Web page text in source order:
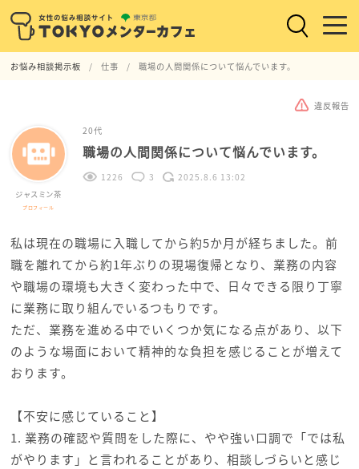
お悩み相談掲示板 仕事 職場の人間関係について悩んでいます。
違反報告
ジャスミン茶
プロフィール
20代
職場の人間関係について悩んでいます。
1226 3 2025.8.6 13:02
私は現在の職場に入職してから約5か月が経ちました。前
職を離れてから約1年ぶりの現場復帰となり、業務の内容
や職場の環境も大きく変わった中で、日々できる限り丁寧
に業務に取り組んでいるつもりです。
ただ、業務を進める中でいくつか気になる点があり、以下
のような場面において精神的な負担を感じることが増えて
おります。
【不安に感じていること】
1. 業務の確認や質問をした際に、やや強い口調で「では私
がやります」と言われることがあり、相談しづらいと感じ